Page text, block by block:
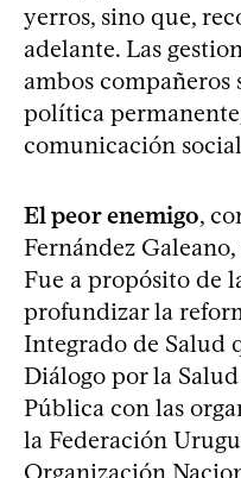
yerros, sino que,
adelante. Las
ambos compañeros
política
comunicación
El peor enemigo,
Fernández
Fue a propósito de
profundizar la
Integrado de Salud
Diálogo por la
Pública con las
la Federación
Organización